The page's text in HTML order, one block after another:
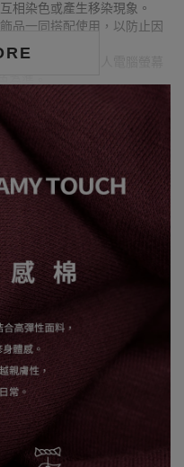
相染色或產生移染現象。
品一同搭配使用，以防止因
圖檔顏色會因個人電腦螢幕